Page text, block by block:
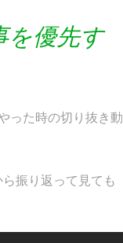
を優先す
った時の切り抜き動
振り返って見ても